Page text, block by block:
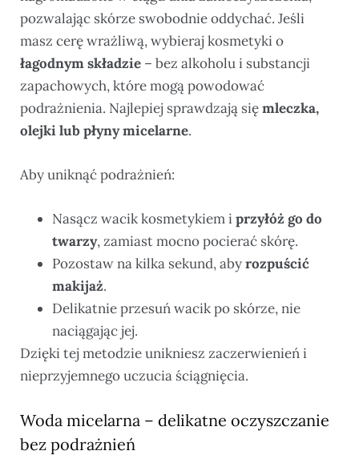
pozwalając skórze swobodnie oddychać. Jeśli
masz cerę wrażliwą, wybieraj kosmetyki o
łagodnym składzie – bez alkoholu i substancji
zapachowych, które mogą powodować
podrażnienia. Najlepiej sprawdzają sięmleczka,
olejki lub płyny micelarne.
Aby uniknąć podrażnień:
Nasącz wacik kosmetykiem iprzyłóż go do
twarzy, zamiast mocno pocierać skórę.
Pozostaw na kilka sekund, abyrozpuścić
makijaż.
Delikatnie przesuń wacik po skórze, nie
naciągając jej.
Dzięki tej metodzie unikniesz zaczerwienień i
nieprzyjemnego uczucia ściągnięcia.
Woda micelarna – delikatne oczyszczanie
bez podrażnień